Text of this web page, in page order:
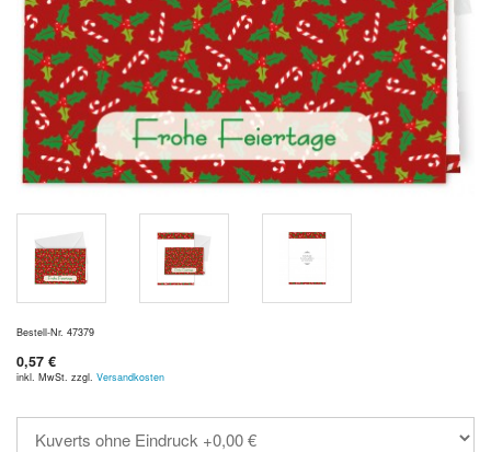
Bestell-Nr. 47379
0,57 €
inkl. MwSt. zzgl. Versandkosten